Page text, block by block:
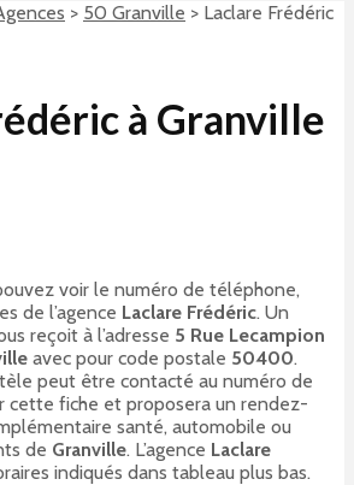
> 50 Granville > Laclare Frédéric
à Granville
voir le numéro de téléphone,
de l’agence Laclare Frédéric. Un
reçoit à l’adresse 5 Rue Lecampion
avec pour code postale 50400.
peut être contacté au numéro de
cette fiche et proposera un rendez-
santé, automobile ou
de Granville. L’agence Laclare
indiqués dans tableau plus bas.